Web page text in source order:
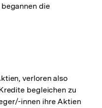
begannen die
verloren also
begleichen zu
innen ihre Aktien